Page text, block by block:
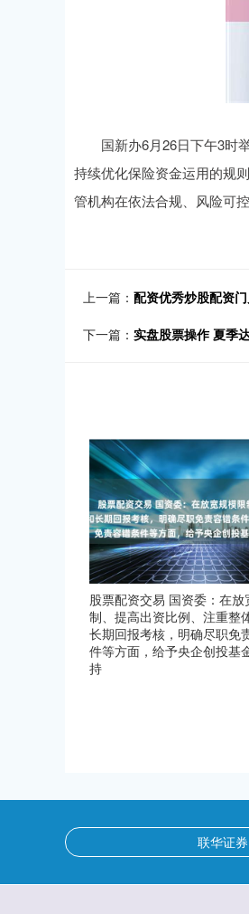
国新办6月26日下午3时举
持续优化保险资金运用的规
管机构在依法合规、风险可
上一篇： 配资优秀炒股配资
下一篇： 实盘股票操作 夏季
股票配资交易 国资委：在放
制、提高出资比例、注重整
长期回报考核，明确尽职免
件等方面，给予央企创投基
持
联华证券